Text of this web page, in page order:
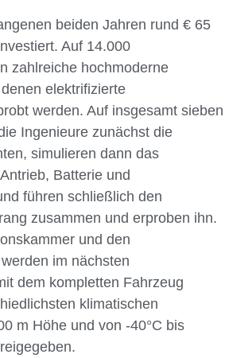
beiden Jahren rund € 65
Auf 14.000
zahlreiche hochmoderne
elektrifizierte
werden. Auf insgesamt sieben
Ingenieure zunächst die
simulieren dann das
Batterie und
führen schließlich den
zusammen und erproben ihn.
und den
im nächsten
dem kompletten Fahrzeug
klimatischen
m Höhe und von -40°C bis